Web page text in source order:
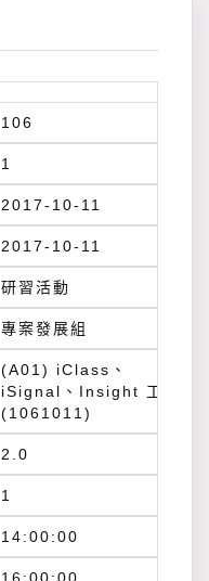
106
1
2017-10-11
2017-10-11
研習活動
專案發展組
(A01) iClass、
iSignal、Insight 工作坊
(1061011)
2.0
1
14:00:00